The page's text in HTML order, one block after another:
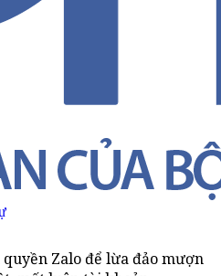
Zalo để lừa đảo mượn